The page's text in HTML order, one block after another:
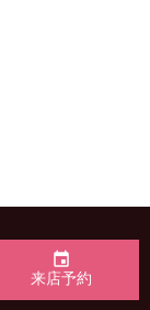
event
来店予約